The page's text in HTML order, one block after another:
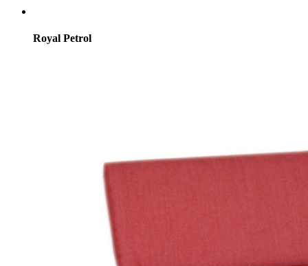
Royal Petrol